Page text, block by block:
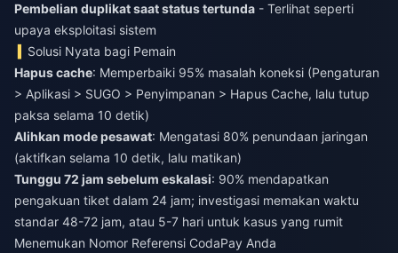
Pembelian duplikat saat status tertunda - Terlihat seperti
upaya eksploitasi sistem
Solusi Nyata bagi Pemain
Hapus cache: Memperbaiki 95% masalah koneksi (Pengaturan
> Aplikasi > SUGO > Penyimpanan > Hapus Cache, lalu tutup
paksa selama 10 detik)
Alihkan mode pesawat: Mengatasi 80% penundaan jaringan
(aktifkan selama 10 detik, lalu matikan)
Tunggu 72 jam sebelum eskalasi: 90% mendapatkan
pengakuan tiket dalam 24 jam; investigasi memakan waktu
standar 48-72 jam, atau 5-7 hari untuk kasus yang rumit
Menemukan Nomor Referensi CodaPay Anda